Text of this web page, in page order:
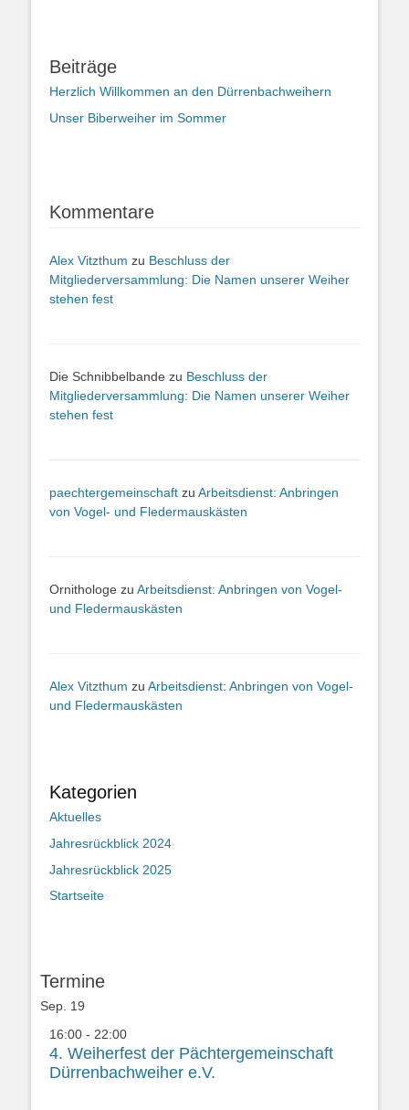
Beiträge
Herzlich Willkommen an den Dürrenbachweihern
Unser Biberweiher im Sommer
Kommentare
Alex Vitzthum zu Beschluss der
Mitgliederversammlung: Die Namen unserer Weiher
stehen fest
Die Schnibbelbande zu Beschluss der
Mitgliederversammlung: Die Namen unserer Weiher
stehen fest
paechtergemeinschaft zu Arbeitsdienst: Anbringen
von Vogel- und Fledermauskästen
Ornithologe zu Arbeitsdienst: Anbringen von Vogel-
und Fledermauskästen
Alex Vitzthum zu Arbeitsdienst: Anbringen von Vogel-
und Fledermauskästen
Kategorien
Aktuelles
Jahresrückblick 2024
Jahresrückblick 2025
Startseite
Termine
Sep. 19
16:00 - 22:00
4. Weiherfest der Pächtergemeinschaft
Dürrenbachweiher e.V.